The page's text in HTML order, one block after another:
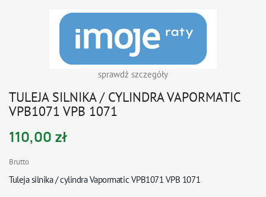
sprawdź szczegóły
TULEJA SILNIKA / CYLINDRA VAPORMATIC
VPB1071 VPB 1071
110,00 zł
Brutto
Tuleja silnika / cylindra Vapormatic VPB1071 VPB 1071